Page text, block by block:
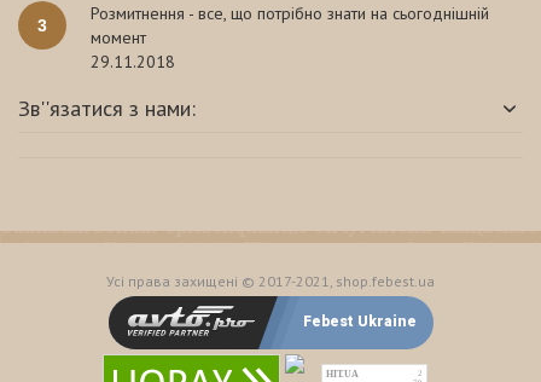
3
Розмитнення - все, що потрібно знати на сьогоднішній
момент
29.11.2018
Зв''язатися з нами:
Усі права захищені © 2017-2021, shop.febest.ua
Febest Ukraine
HIT.UA
2